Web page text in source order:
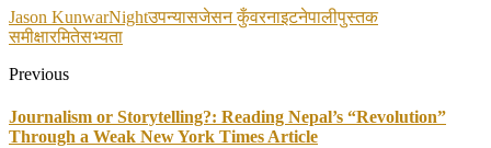
Jason KunwarNightउपन्यासजेसन कुँवरनाइटनेपालीपुस्तक
समीक्षारमितेसभ्यता
Previous
Journalism or Storytelling?: Reading Nepal’s “Revolution”
Through a Weak New York Times Article